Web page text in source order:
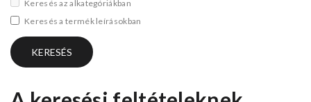
Keresés az alkategóriákban
Keresés a termék leírásokban